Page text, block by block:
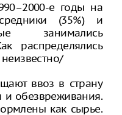
е годы на
(35%) и
занимались
распределялись
ввоз в страну
и обезвреживания.
как сырье.